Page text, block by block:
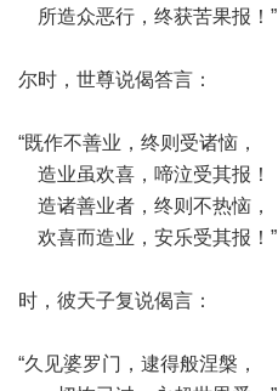
所造众恶行，终获苦果报！”
尔时，世尊说偈答言：
“既作不善业，终则受诸恼，
造业虽欢喜，啼泣受其报！
造诸善业者，终则不热恼，
欢喜而造业，安乐受其报！”
时，彼天子复说偈言：
“久见婆罗门，逮得般涅槃，